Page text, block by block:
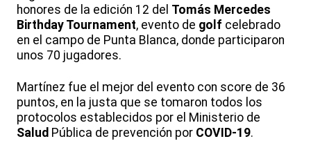
honores de la edición 12 del Tomás Mercedes
Birthday Tournament, evento de golf celebrado
en el campo de Punta Blanca, donde participaron
unos 70 jugadores.
Martínez fue el mejor del evento con score de 36
puntos, en la justa que se tomaron todos los
protocolos establecidos por el Ministerio de
Salud Pública de prevención por COVID-19.